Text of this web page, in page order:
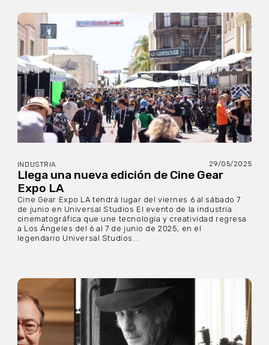
INDUSTRIA 29/05/2025
Llega una nueva edición de Cine Gear
Expo LA
Cine Gear Expo LA tendrá lugar del viernes 6 al sábado 7
de junio en Universal Studios El evento de la industria
cinematográfica que une tecnología y creatividad regresa
a Los Ángeles del 6 al 7 de junio de 2025, en el
legendario Universal Studios...